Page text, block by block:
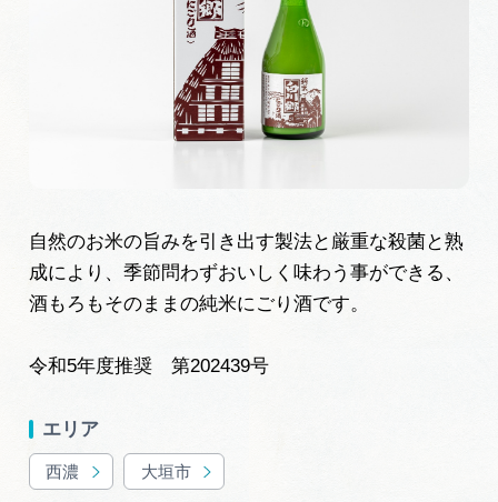
買い物・お土産
体験予約サイト「ＶＩＳＩＴ岐阜県」
岐阜県アウトドア観光キャンペーン
岐阜県観光データベース
自然のお米の旨みを引き出す製法と厳重な殺菌と熟
成により、季節問わずおいしく味わう事ができる、
酒もろもそのままの純米にごり酒です。
令和5年度推奨 第202439号
エリア
西濃 大垣市